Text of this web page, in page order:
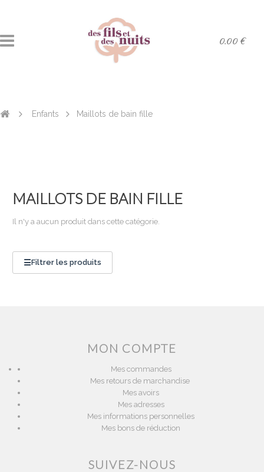
0.00 €
­Enfants Maillots de bain fille
MAILLOTS DE BAIN FILLE
Il n'y a aucun produit dans cette catégorie.
☰Filtrer les produits
MON COMPTE
Mes commandes
Mes retours de marchandise
Mes avoirs
Mes adresses
Mes informations personnelles
Mes bons de réduction
SUIVEZ-NOUS